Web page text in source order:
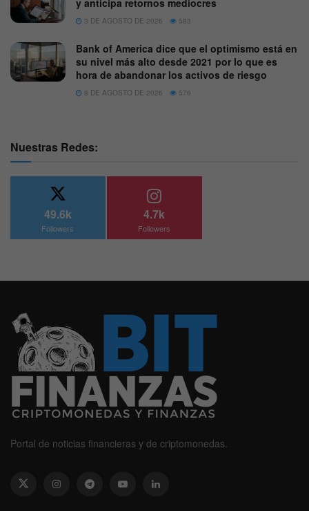
3 DE AGOSTO DE 2026 583
Bank of America dice que el optimismo está en
su nivel más alto desde 2021 por lo que es
hora de abandonar los activos de riesgo
8 DE AGOSTO DE 2026 576
Nuestras Redes:
49.6k
Followers
4.7k
Followers
Portal de noticias financieras y de criptomonedas.